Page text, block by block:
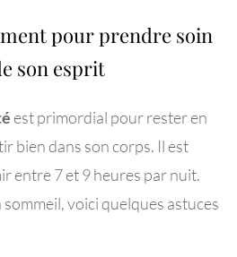
pour prendre soin
son esprit
est primordial pour rester en
bien dans son corps. Il est
entre 7 et 9 heures par nuit.
voici quelques astuces